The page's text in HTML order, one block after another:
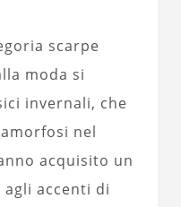
scarpe
moda si
invernali, che
nel
acquisito un
accenti di